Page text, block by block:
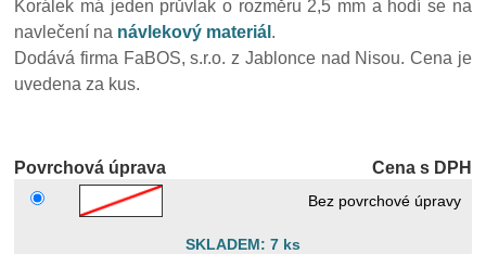
Korálek má jeden průvlak o rozměru 2,5 mm a hodí se na
navlečení na návlekový materiál .
Dodává firma FaBOS, s.r.o. z Jablonce nad Nisou. Cena je
uvedena za kus.
Povrchová úprava Cena s DPH
Bez povrchové úpravy
SKLADEM: 7 ks